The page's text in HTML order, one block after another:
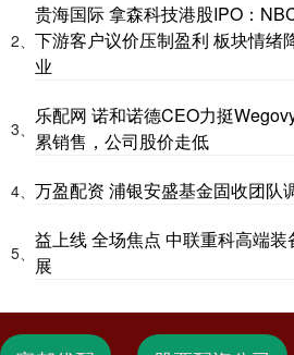
2、
贵海国际 拿森科技港股IPO：
下游客户议价压制盈利 板块情绪
业
3、
乐配网 诺和诺德CEO力挺
累销售，公司股价走低
4、 万盈配资 浦银安盛基金固收团队
5、
益上线 全场焦点 中联重科高端
展